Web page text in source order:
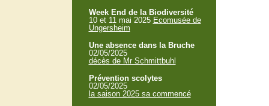
Week End de la Biodiversité
10 et 11 mai 2025 Ecomusée de
Ungersheim
Une absence dans la Bruche
02/05/2025
décès de Mr Schmittbuhl
Prévention scolytes
02/05/2025
la saison 2025 sa commencé